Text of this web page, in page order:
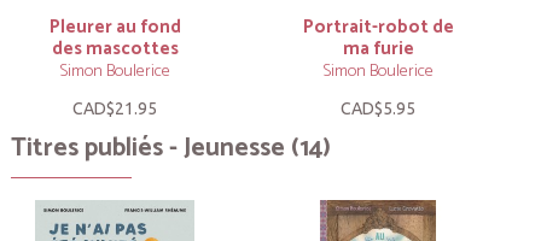
Pleurer au fond
des mascottes
Simon Boulerice
CAD$21.95
Portrait-robot de
ma furie
Simon Boulerice
CAD$5.95
Titres publiés - Jeunesse (14)